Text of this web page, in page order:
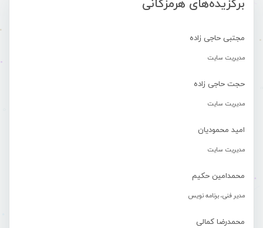
برگزیده‌های هرمزگانی
مجتبی حاجی زاده
مدیریت سایت
حجت حاجی زاده
مدیریت سایت
امید محمودیان
مدیریت سایت
محمدامین حکیم
مدیر فنی، برنامه نویس
محمدرضا کمالی